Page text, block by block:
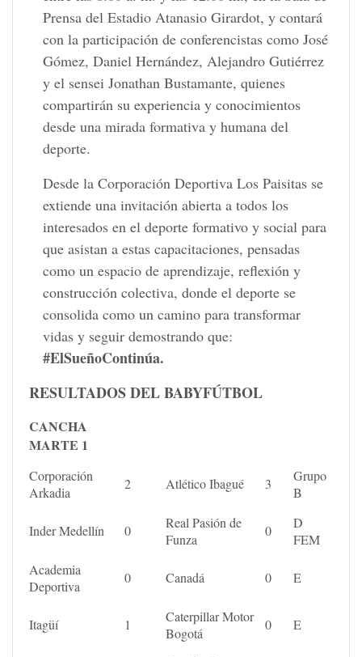
Prensa del Estadio Atanasio Girardot, y contará
con la participación de conferencistas como José
Gómez, Daniel Hernández, Alejandro Gutiérrez
y el sensei Jonathan Bustamante, quienes
compartirán su experiencia y conocimientos
desde una mirada formativa y humana del
deporte.
Desde la Corporación Deportiva Los Paisitas se
extiende una invitación abierta a todos los
interesados en el deporte formativo y social para
que asistan a estas capacitaciones, pensadas
como un espacio de aprendizaje, reflexión y
construcción colectiva, donde el deporte se
consolida como un camino para transformar
vidas y seguir demostrando que:
#ElSueñoContinúa.
RESULTADOS DEL BABYFÚTBOL
CANCHA
MARTE 1
Corporación
Arkadia
2 Atlético Ibagué 3
Grupo
B
Inder Medellín 0
Real Pasión de
Funza
0
D
FEM
Academia
Deportiva
0 Canadá 0 E
Itagüí 1
Caterpillar Motor
Bogotá
0 E